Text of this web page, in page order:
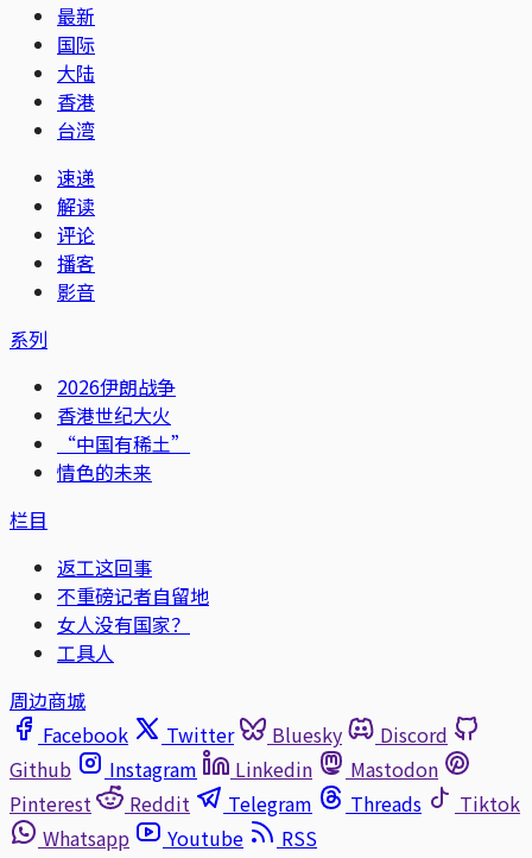
最新
国际
大陆
香港
台湾
速递
解读
评论
播客
影音
系列
2026伊朗战争
香港世纪大火
“中国有稀土”
情色的未来
栏目
返工这回事
不重磅记者自留地
女人没有国家？
工具人
周边商城
Facebook
Twitter Bluesky
Discord
Github
Instagram Linkedin
Mastodon
Pinterest
Reddit Telegram Threads
Tiktok
Whatsapp
Youtube
RSS